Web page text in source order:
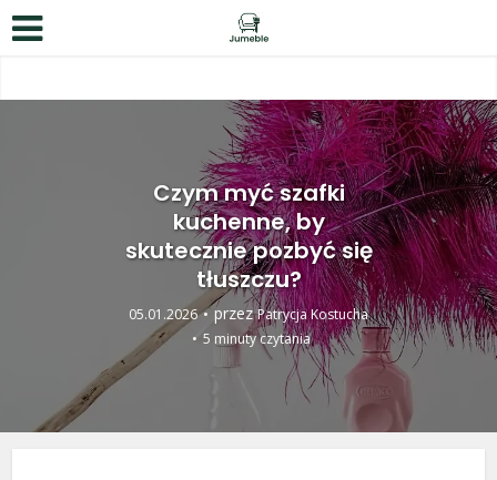
Czym myć szafki
kuchenne, by
skutecznie pozbyć się
tłuszczu?
05.01.2026 przezPatrycja Kostucha
5 minuty czytania